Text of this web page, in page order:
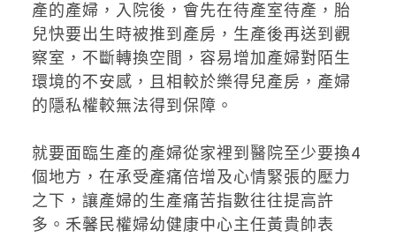
產的產婦，入院後，會先在待產室待產，胎
兒快要出生時被推到產房，生產後再送到觀
察室，不斷轉換空間，容易增加產婦對陌生
環境的不安感，且相較於樂得兒產房，產婦
的隱私權較無法得到保障。
就要面臨生產的產婦從家裡到醫院至少要換4
個地方，在承受產痛倍增及心情緊張的壓力
之下，讓產婦的生產痛苦指數往往提高許
多。禾馨民權婦幼健康中心主任黃貴帥表